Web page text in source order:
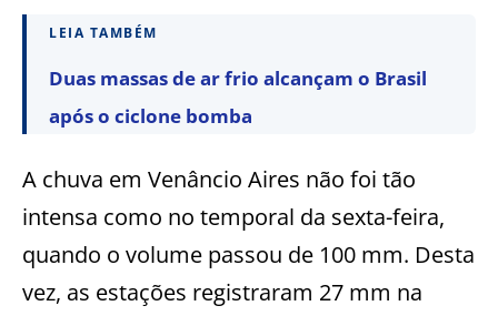
LEIA TAMBÉM
Duas massas de ar frio alcançam o Brasil
após o ciclone bomba
A chuva em Venâncio Aires não foi tão
intensa como no temporal da sexta-feira,
quando o volume passou de 100 mm. Desta
vez, as estações registraram 27 mm na